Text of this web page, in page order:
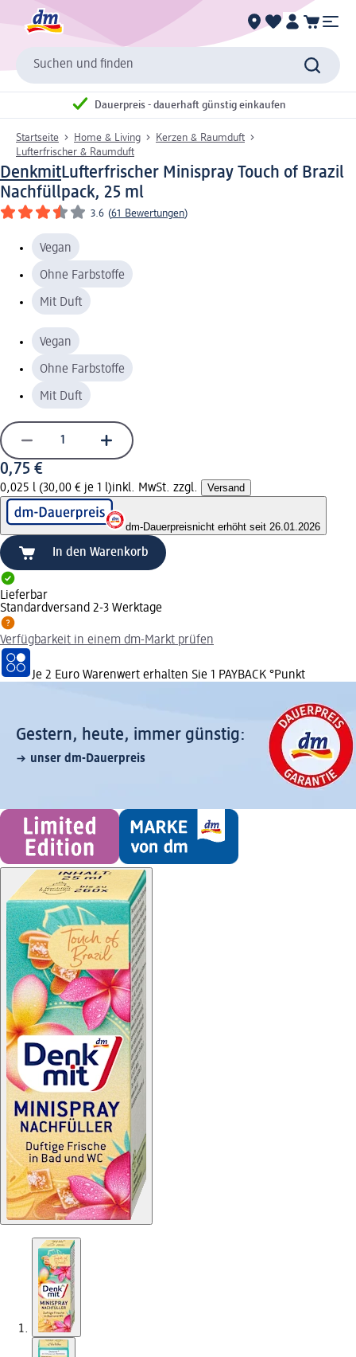
Suchen und finden
Dauerpreis - dauerhaft günstig einkaufen
Startseite Home & Living
Kerzen & Raumduft
Lufterfrischer & Raumduft
DenkmitLufterfrischer Minispray Touch of Brazil
Nachfüllpack, 25 ml
3.6 (61 Bewertungen)
Vegan
Ohne Farbstoffe
Mit Duft
Vegan
Ohne Farbstoffe
Mit Duft
0,75 €
0,025 l (30,00 € je 1 l)inkl. MwSt. zzgl. Versand
dm-Dauerpreisnicht erhöht seit 26.01.2026
In den Warenkorb
Lieferbar
Standardversand 2-3 Werktage
Verfügbarkeit in einem dm-Markt prüfen
Je 2 Euro Warenwert erhalten Sie 1 PAYBACK °Punkt
Gestern, heute, immer günstig:
unser dm-Dauerpreis